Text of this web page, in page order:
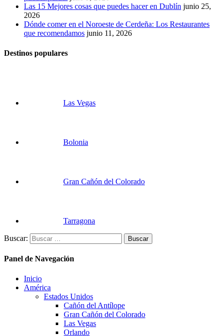
Las 15 Mejores cosas que puedes hacer en Dublín junio 25,
2026
Dónde comer en el Noroeste de Cerdeña: Los Restaurantes
que recomendamos junio 11, 2026
Destinos populares
Las Vegas
Bolonia
Gran Cañón del Colorado
Tarragona
Buscar:
Panel de Navegación
Inicio
América
Estados Unidos
Cañón del Antílope
Gran Cañón del Colorado
Las Vegas
Orlando